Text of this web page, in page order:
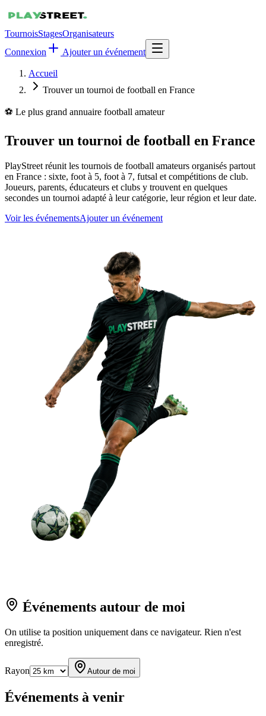
TournoisStagesOrganisateurs
Connexion
Ajouter un événement
Accueil
Trouver un tournoi de football en France
⚽ Le plus grand annuaire football amateur
Trouver un tournoi de football en France
PlayStreet réunit les tournois de football amateurs organisés partout
en France : sixte, foot à 5, foot à 7, futsal et compétitions de club.
Joueurs, parents, éducateurs et clubs y trouvent en quelques
secondes un tournoi adapté à leur catégorie, leur région et leur date.
Voir les événementsAjouter un événement
Événements autour de moi
On utilise ta position uniquement dans ce navigateur. Rien n'est
enregistré.
Rayon Autour de moi
Événements à venir